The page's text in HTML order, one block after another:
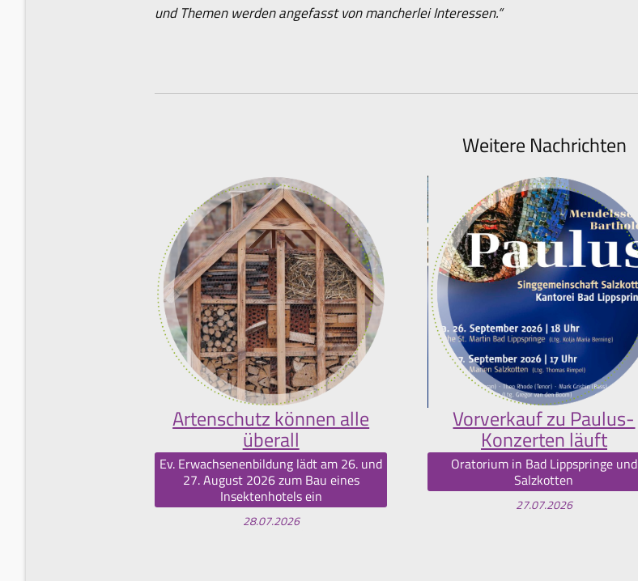
und Themen werden angefasst von mancherlei Interessen.“
Weitere Nachrichten
Artenschutz können alle
überall
Ev. Erwachsenenbildung lädt am 26. und
27. August 2026 zum Bau eines
Insektenhotels ein
28.07.2026
Vorverkauf zu Paulus-
Konzerten läuft
Oratorium in Bad Lippspringe und
Salzkotten
27.07.2026